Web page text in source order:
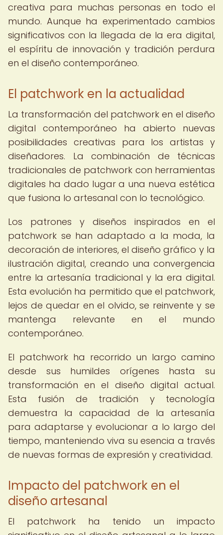
creativa para muchas personas en todo el
mundo. Aunque ha experimentado cambios
significativos con la llegada de la era digital,
el espíritu de innovación y tradición perdura
en el diseño contemporáneo.
El patchwork en la actualidad
La transformación del patchwork en el diseño
digital contemporáneo ha abierto nuevas
posibilidades creativas para los artistas y
diseñadores. La combinación de técnicas
tradicionales de patchwork con herramientas
digitales ha dado lugar a una nueva estética
que fusiona lo artesanal con lo tecnológico.
Los patrones y diseños inspirados en el
patchwork se han adaptado a la moda, la
decoración de interiores, el diseño gráfico y la
ilustración digital, creando una convergencia
entre la artesanía tradicional y la era digital.
Esta evolución ha permitido que el patchwork,
lejos de quedar en el olvido, se reinvente y se
mantenga relevante en el mundo
contemporáneo.
El patchwork ha recorrido un largo camino
desde sus humildes orígenes hasta su
transformación en el diseño digital actual.
Esta fusión de tradición y tecnología
demuestra la capacidad de la artesanía
para adaptarse y evolucionar a lo largo del
tiempo, manteniendo viva su esencia a través
de nuevas formas de expresión y creatividad.
Impacto del patchwork en el
diseño artesanal
El patchwork ha tenido un impacto